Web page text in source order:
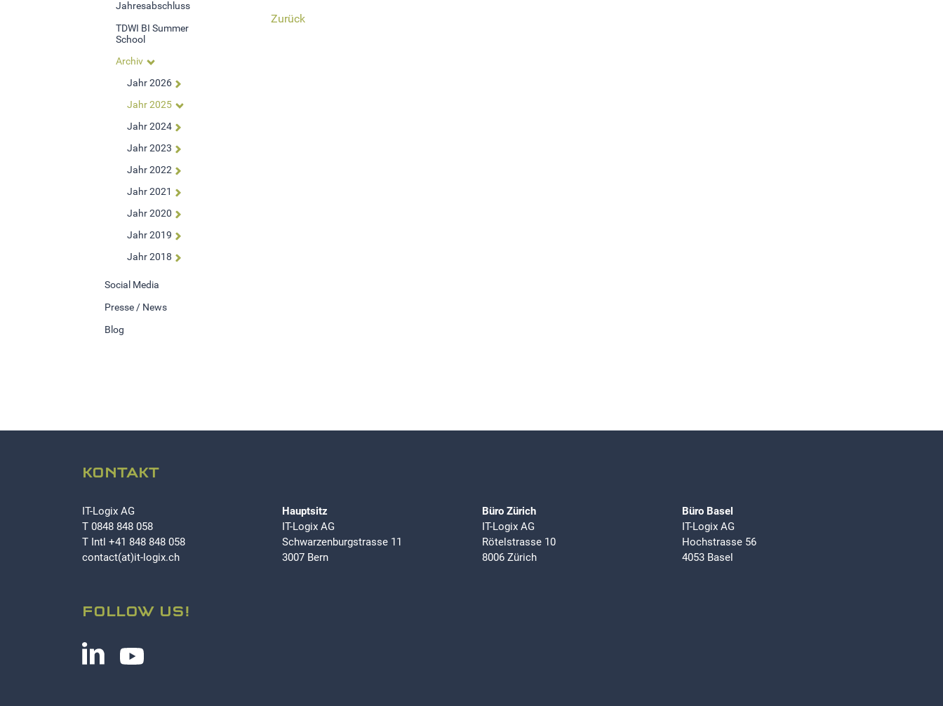
Jahresabschluss
TDWI BI Summer
School
Archiv
Jahr 2026
Jahr 2025
Jahr 2024
Jahr 2023
Jahr 2022
Jahr 2021
Jahr 2020
Jahr 2019
Jahr 2018
Social Media
Presse / News
Blog
Zurück
KONTAKT
IT-Logix AG
T 0848 848 058
T Intl +41 848 848 058
contact(at)it-logix.ch
Hauptsitz
IT-Logix AG
Schwarzenburgstrasse 11
3007 Bern
Büro Zürich
IT-Logix AG
Rötelstrasse 10
8006 Zürich
Büro Basel
IT-Logix AG
Hochstrasse 56
4053 Basel
FOLLOW US!
EXTERNE MEDIEN
Plattformen anzeigen zu können, werden von diesen
externen Medien Cookies gesetzt.